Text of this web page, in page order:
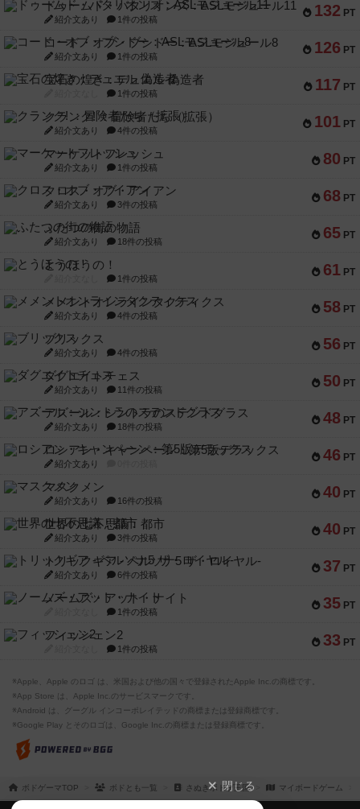
132 PT
ドゥームド・バタリオンズ：ASLモジュール11
紹介文あり 1件の投稿
126 PT
コード・オブ・ブシドー：ASLモジュール8
紹介文あり 1件の投稿
117 PT
宝石の煌き：デュエル 偽造者
1件の投稿
101 PT
クランク! ：冒険者たち（拡張）
紹介文あり 4件の投稿
80 PT
マーケットフレッシュ
紹介文あり 1件の投稿
68 PT
クロス・オブ・アイアン
紹介文あり 3件の投稿
65 PT
ふたつの街の物語
紹介文あり 18件の投稿
61 PT
とうほうの！
1件の投稿
58 PT
メメントオンラインタクティクス
紹介文あり 4件の投稿
56 PT
ブリックス
紹介文あり 4件の投稿
50 PT
ダグエイトチェス
紹介文あり 11件の投稿
48 PT
アズール：シントラのステンドグラス
紹介文あり 18件の投稿
46 PT
ロシアン・キャンペーン：第5版デラックス
紹介文あり
40 PT
マスクメン
紹介文あり 16件の投稿
40 PT
世界の七不思議：都市
紹介文あり 3件の投稿
37 PT
トリックギア - ペルソナ5 ザ・ロイヤル-
紹介文あり 6件の投稿
35 PT
ノームズ・アット・ナイト
1件の投稿
33 PT
フィッシェン2
1件の投稿
※Apple、Apple のロゴ は、米国および他の国々で登録されたApple Inc.の商標です。
※App Store は、Apple Inc.のサービスマークです。
※Android は、グーグル インコーポレイテッドの商標または登録商標です。
※Google Play とそのロゴは、Google Inc.の商標または登録商標です。
ボドゲーマTOP ボドとも一覧 さぬきボドゲ王国 マイボードゲーム
閉じる